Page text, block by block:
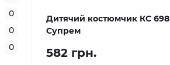
0
0
0
Дитячий костюмчик КС 698
Супрем
582 грн.